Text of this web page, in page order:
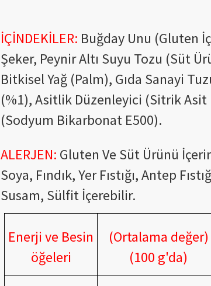
İÇİNDEKİLER: Buğday Unu (Gluten
Şeker, Peynir Altı Suyu Tozu (Süt
Bitkisel Yağ (Palm), Gıda Sanayi
(%1), Asitlik Düzenleyici (Sitrik Asit
(Sodyum Bikarbonat E500).
ALERJEN: Gluten Ve Süt Ürünü
Soya, Fındık, Yer Fıstığı, Antep
Susam, Sülfit İçerebilir.
Enerji ve Besin
öğeleri
(Ortalama değer)
(100 g'da)